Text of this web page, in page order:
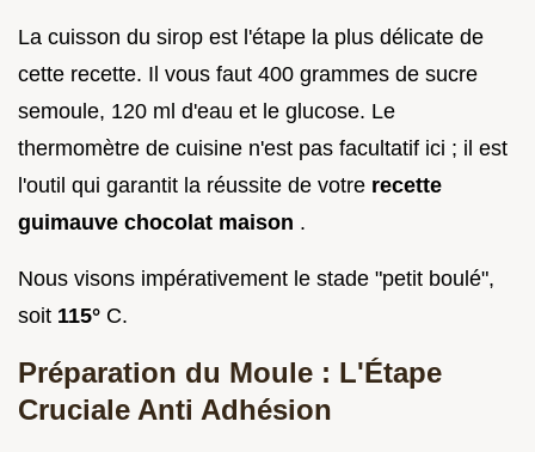
La cuisson du sirop est l'étape la plus délicate de
cette recette. Il vous faut 400 grammes de sucre
semoule, 120 ml d'eau et le glucose. Le
thermomètre de cuisine n'est pas facultatif ici ; il est
l'outil qui garantit la réussite de votre recette
guimauve chocolat maison .
Nous visons impérativement le stade "petit boulé",
soit 115° C.
Préparation du Moule : L'Étape
Cruciale Anti Adhésion